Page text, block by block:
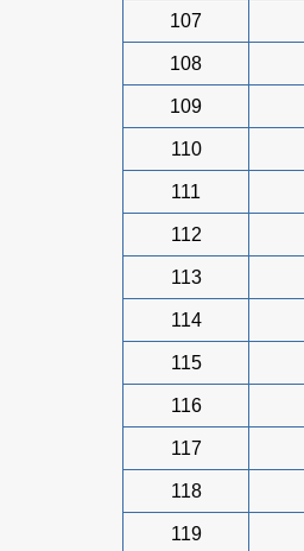
107
108
109
110
111
112
113
114
115
116
117
118
119